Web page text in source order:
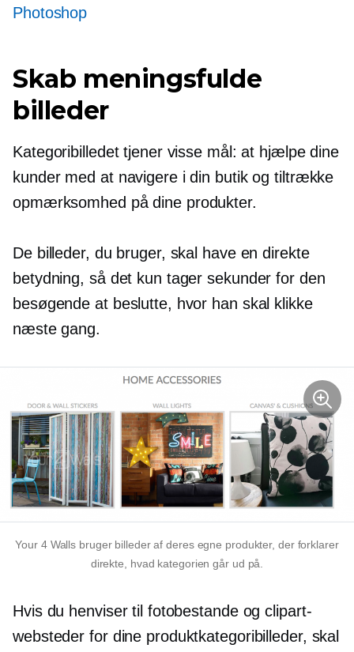
Photoshop
Skab meningsfulde
billeder
Kategoribilledet tjener visse mål: at hjælpe dine
kunder med at navigere i din butik og tiltrække
opmærksomhed på dine produkter.
De billeder, du bruger, skal have en direkte
betydning, så det kun tager sekunder for den
besøgende at beslutte, hvor han skal klikke
næste gang.
Your 4 Walls bruger billeder af deres egne produkter, der forklarer
direkte, hvad kategorien går ud på.
Hvis du henviser til fotobestande og clipart-
websteder for dine produktkategoribilleder, skal